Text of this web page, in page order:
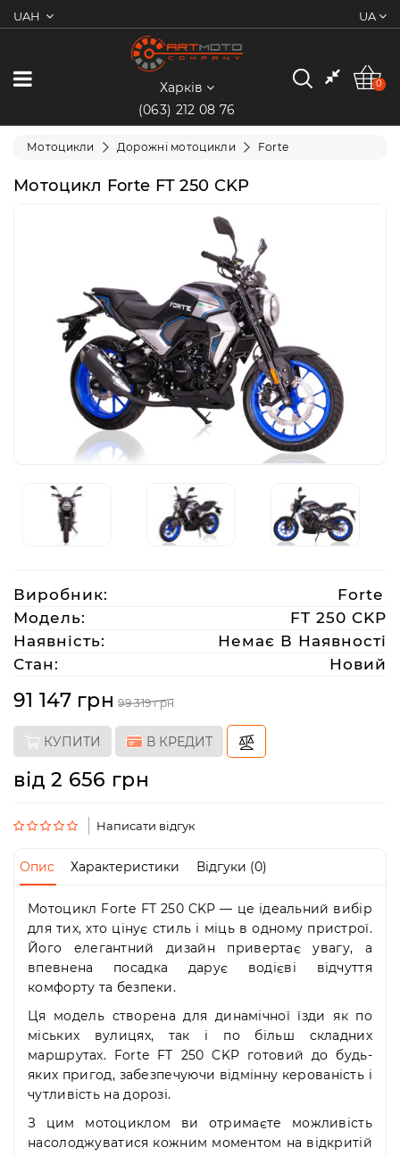
UAH UA
0
Категорії
Мотоцикли
Електротранспорт
Екіпіювання
Запчастини
Аксесуари
(063)
212
08
76
artmoto.info@gmail.com
Режим
роботи:
Пт
-
19:00
10:00
-
19:00
Нд
-
Харків
(063) 212 08 76
0
Мотоцикли Дорожні мотоцикли Forte
Мотоцикл Forte FT 250 CKP
Виробник:
Forte
Модель:
FT 250 CKP
Наявність:
Немає В Наявності
Стан:
Новий
91 147 грн 99 319 грн
КУПИТИ В КРЕДИТ
від 2 656 грн
Написати відгук
Опис Характеристики Відгуки (0)
Мотоцикл Forte FT 250 CKP — це ідеальний вибір
для тих, хто цінує стиль і міць в одному пристрої.
Його елегантний дизайн привертає увагу, а
впевнена посадка дарує водієві відчуття
комфорту та безпеки.
Ця модель створена для динамічної їзди як по
міських вулицях, так і по більш складних
маршрутах. Forte FT 250 CKP готовий до будь-
яких пригод, забезпечуючи відмінну керованість і
чутливість на дорозі.
З цим мотоциклом ви отримаєте можливість
насолоджуватися кожним моментом на відкритій